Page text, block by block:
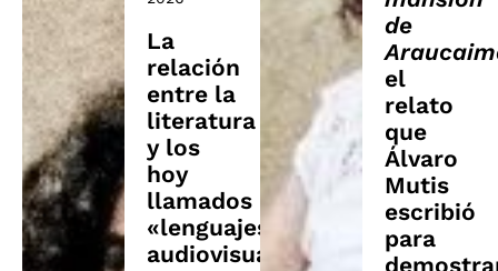
La
relación
entre la
literatura
y los
hoy
llamados
«lenguajes
audiovisuales»
de
el
relato
que
Álvaro
Mutis
escribió
para